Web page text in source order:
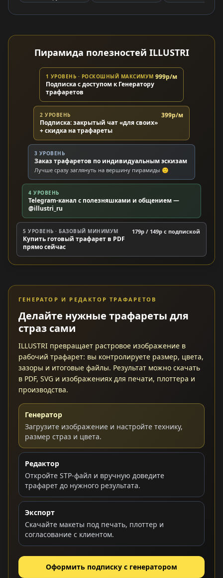
Пирамида полезностей ILLUSTRI
1 УРОВЕНЬ · РОСКОШНЫЙ МАКСИМУМ
Подписка с доступом к Генератору
трафаретов
999р/м
2 УРОВЕНЬ
Подписка: закрытый чат «для своих»
+ скидка на трафареты
399р/м
3 УРОВЕНЬ
Заказ трафаретов по индивидуальным эскизам
Лучше сразу заглянуть на вершину пирамиды 🙂
4 УРОВЕНЬ
Telegram-канал с полезняшками и общением —
@illustri_ru
5 УРОВЕНЬ · БАЗОВЫЙ МИНИМУМ
Купить готовый трафарет в PDF
прямо сейчас
179р / 149р c подпиской
ГЕНЕРАТОР И РЕДАКТОР ТРАФАРЕТОВ
Делайте нужные трафареты для
страз сами
ILLUSTRI превращает растровое изображение в
рабочий трафарет: вы контролируете размер, цвета,
зазоры и итоговые файлы. Результат можно скачать
в PDF, SVG и изображениях для печати, плоттера и
производства.
Генератор
Загрузите изображение и настройте технику,
размер страз и цвета.
Редактор
Откройте STP-файл и вручную доведите
трафарет до нужного результата.
Экспорт
Скачайте макеты под печать, плоттер и
согласование с клиентом.
Оформить подписку с генератором